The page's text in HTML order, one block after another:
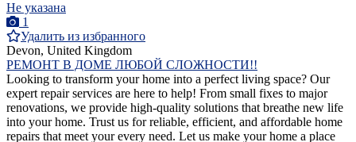
Не указана
1
Удалить из избранного
Devon, United Kingdom
РЕМОНТ В ДОМЕ ЛЮБОЙ СЛОЖНОСТИ!!
Looking to transform your home into a perfect living space? Our
expert repair services are here to help! From small fixes to major
renovations, we provide high-quality solutions that breathe new life
into your home. Trust us for reliable, efficient, and affordable home
repairs that meet your every need. Let us make your home a place